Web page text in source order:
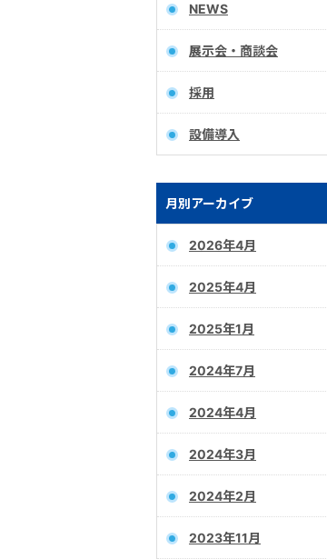
NEWS
展示会・商談会
採用
設備導入
月別アーカイブ
2026年4月
2025年4月
2025年1月
2024年7月
2024年4月
2024年3月
2024年2月
2023年11月